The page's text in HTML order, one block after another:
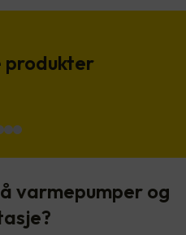
varmepumper og